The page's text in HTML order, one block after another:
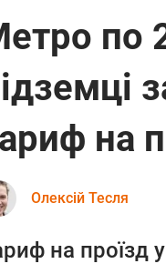
по
на
Олексій Тесля
на проїзд у